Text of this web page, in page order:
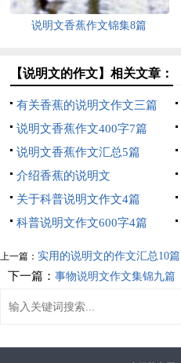
说明文香蕉作文锦集8篇
【说明文的作文】相关文章：
有关香蕉的说明文作文三篇
说明文香蕉作文400字7篇
说明文香蕉作文汇总5篇
介绍香蕉的说明文
关于科普说明文作文4篇
科普说明文作文600字4篇
上一篇： 实用的说明文的作文汇总10篇
下一篇： 事物说明文作文集锦九篇